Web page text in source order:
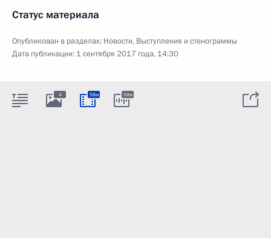
Статус материала
Опубликован в разделах: Новости, Выступления и стенограммы
Дата публикации: 1 сентября 2017 года, 14:30
4 58м 58м